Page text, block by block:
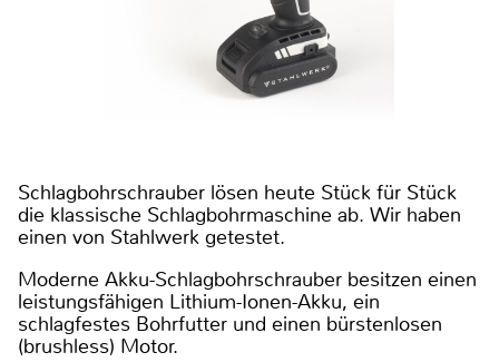
Schlagbohrschrauber lösen heute Stück für Stück
die klassische Schlagbohrmaschine ab. Wir haben
einen von Stahlwerk getestet.
Moderne Akku-Schlagbohrschrauber besitzen einen
leistungsfähigen Lithium-Ionen-Akku, ein
schlagfestes Bohrfutter und einen bürstenlosen
(brushless) Motor.